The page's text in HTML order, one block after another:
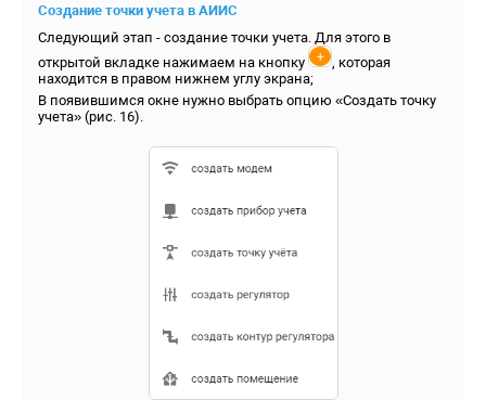
Создание точки учета в АИИС
Следующий этап - создание точки учета. Для этого в
открытой вкладке нажимаем на кнопку
, которая
находится в правом нижнем углу экрана;
В появившимся окне нужно выбрать опцию «Создать точку
учета» (рис. 16).